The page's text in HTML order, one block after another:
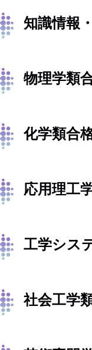
知識情報
物理学類
化学類合
応用理工
工学シス
社会工学